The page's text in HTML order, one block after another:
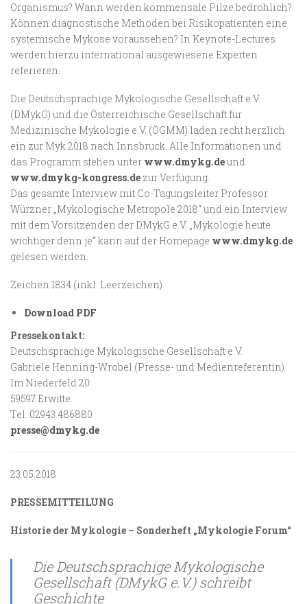
Organismus? Wann werden kommensale Pilze bedrohlich?
Können diagnostische Methoden bei Risikopatienten eine
systemische Mykose voraussehen? In Keynote-Lectures
werden hierzu international ausgewiesene Experten
referieren.
Die Deutschsprachige Mykologische Gesellschaft e.V.
(DMykG) und die Österreichische Gesellschaft für
Medizinische Mykologie e.V. (ÖGMM) laden recht herzlich
ein zur Myk 2018 nach Innsbruck. Alle Informationen und
das Programm stehen unter www.dmykg.deund
www.dmykg-kongress.de zur Verfügung.
Das gesamte Interview mit Co-Tagungsleiter Professor
Würzner „Mykologische Metropole 2018“ und ein Interview
mit dem Vorsitzenden der DMykG e.V. „Mykologie heute
wichtiger denn je“ kann auf der Homepage www.dmykg.de
gelesen werden.
Zeichen 1834 (inkl. Leerzeichen)
Download PDF
Pressekontakt:
Deutschsprachige Mykologische Gesellschaft e.V.
Gabriele Henning-Wrobel (Presse- und Medienreferentin)
Im Niederfeld 20
59597 Erwitte
Tel. 02943 486880
presse@dmykg.de
23.05.2018
PRESSEMITTEILUNG
Historie der Mykologie – Sonderheft „Mykologie Forum“
Die Deutschsprachige Mykologische
Gesellschaft (DMykG e.V.) schreibt
Geschichte